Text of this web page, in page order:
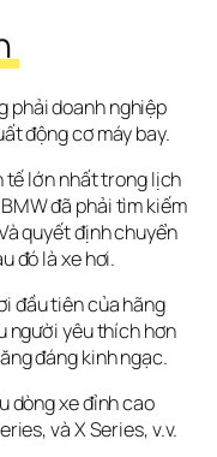
phải doanh nghiệp
động cơ máy bay.
tế lớn nhất trong lịch
đã phải tìm kiếm
quyết định chuyển
đó là xe hơi.
đầu tiên của hãng
người yêu thích hơn
đáng kinh ngạc.
dòng xe đỉnh cao
và X Series, v.v.